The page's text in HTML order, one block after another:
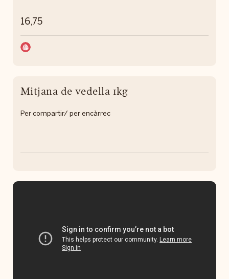
16,75
Mitjana de vedella 1kg
Per compartir/ per encàrrec